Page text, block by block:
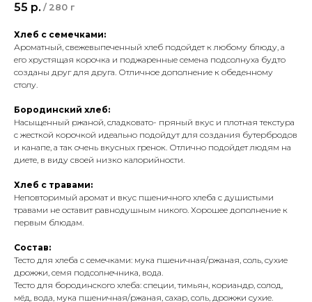
55 р. / 280 г
Хлеб с семечками:
Ароматный, свежевыпеченный хлеб подойдет к любому блюду, а
его хрустящая корочка и поджаренные семена подсолнуха будто
созданы друг для друга. Отличное дополнение к обеденному
столу.
Бородинский хлеб:
Насыщенный ржаной, сладковато- пряный вкус и плотная текстура
с жесткой корочкой идеально подойдут для создания бутербродов
и канапе, а так очень вкусных гренок. Отлично подойдет людям на
диете, в виду своей низко калорийности.
Хлеб с травами:
Неповторимый аромат и вкус пшеничного хлеба с душистыми
травами не оставит равнодушным никого. Хорошее дополнение к
первым блюдам.
Состав:
Тесто для хлеба с семечками: мука пшеничная/ржаная, соль, сухие
дрожжи, семя подсолнечника, вода.
Тесто для бородинского хлеба: специи, тимьян, кориандр, солод,
мёд, вода, мука пшеничная/ржаная, сахар, соль, дрожжи сухие.